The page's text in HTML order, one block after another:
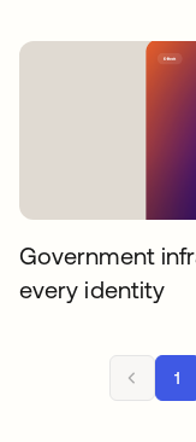
Government
every identity
1